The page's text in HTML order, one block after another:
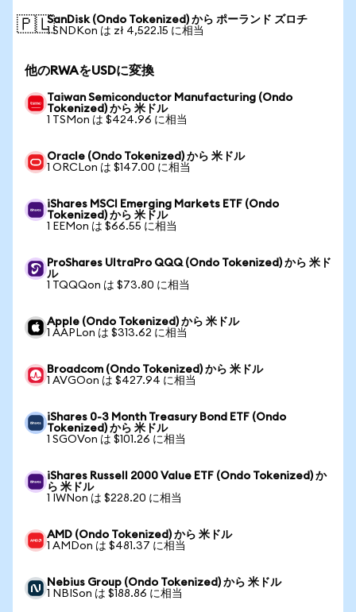
🇵🇱SanDisk (Ondo Tokenized) から ポーランド ズロチ
1 SNDKon は zł 4,522.15 に相当
他のRWAをUSDに変換
Taiwan Semiconductor Manufacturing (Ondo
Tokenized) から 米ドル
1 TSMon は $424.96 に相当
Oracle (Ondo Tokenized) から 米ドル
1 ORCLon は $147.00 に相当
iShares MSCI Emerging Markets ETF (Ondo
Tokenized) から 米ドル
1 EEMon は $66.55 に相当
ProShares UltraPro QQQ (Ondo Tokenized) から 米ド
ル
1 TQQQon は $73.80 に相当
Apple (Ondo Tokenized) から 米ドル
1 AAPLon は $313.62 に相当
Broadcom (Ondo Tokenized) から 米ドル
1 AVGOon は $427.94 に相当
iShares 0-3 Month Treasury Bond ETF (Ondo
Tokenized) から 米ドル
1 SGOVon は $101.26 に相当
iShares Russell 2000 Value ETF (Ondo Tokenized) か
ら 米ドル
1 IWNon は $228.20 に相当
AMD (Ondo Tokenized) から 米ドル
1 AMDon は $481.37 に相当
Nebius Group (Ondo Tokenized) から 米ドル
1 NBISon は $188.86 に相当